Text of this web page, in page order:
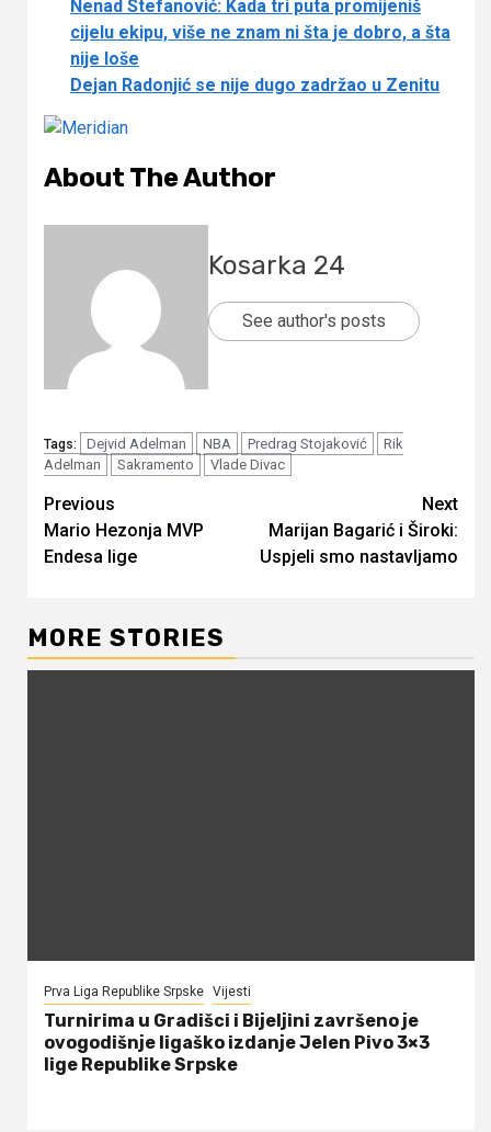
Nenad Stefanović: Kada tri puta promijeniš
cijelu ekipu, više ne znam ni šta je dobro, a šta
nije loše
Dejan Radonjić se nije dugo zadržao u Zenitu
About The Author
Kosarka 24
See author's posts
Tags: Dejvid Adelman NBA Predrag Stojaković
Rik
Adelman
Sakramento Vlade Divac
Continue
Reading
Previous
Mario Hezonja MVP
Endesa lige
Next
Marijan Bagarić i Široki:
Uspjeli smo nastavljamo
MORE STORIES
Prva Liga Republike Srpske Vijesti
Turnirima u Gradišci i Bijeljini završeno je
ovogodišnje ligaško izdanje Jelen Pivo 3×3
lige Republike Srpske